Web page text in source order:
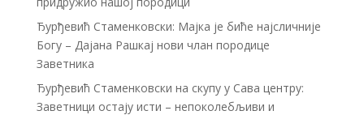
Ђурђевић Стаменковски: Мајка је биће најсличније
Богу – Дајана Рашкај нови члан породице
Заветника
Ђурђевић Стаменковски на скупу у Сава центру:
Заветници остају исти – непоколебљиви и